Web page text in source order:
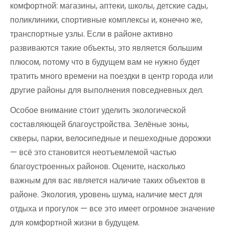
комфортной: магазины, аптеки, школы, детские сады,
поликлиники, спортивные комплексы и, конечно же,
транспортные узлы. Если в районе активно
развиваются такие объекты, это является большим
плюсом, потому что в будущем вам не нужно будет
тратить много времени на поездки в центр города или
другие районы для выполнения повседневных дел.
Особое внимание стоит уделить экологической
составляющей благоустройства. Зелёные зоны,
скверы, парки, велосипедные и пешеходные дорожки
— всё это становится неотъемлемой частью
благоустроенных районов. Оцените, насколько
важным для вас является наличие таких объектов в
районе. Экология, уровень шума, наличие мест для
отдыха и прогулок — все это имеет огромное значение
для комфортной жизни в будущем.